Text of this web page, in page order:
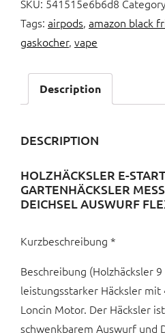
SKU: 541515e6b6d8
Tags: airpods, amazon black
gaskocher, vape
Description
DESCRIPTION
HOLZHÄCKSLER E-
GARTENHÄCKSLER
DEICHSEL AUSWURF
Kurzbeschreibung *
Beschreibung (Holzhäcksler
leistungsstarker Häcksler mit
Loncin Motor. Der Häcksler
schwenkbarem Auswurf und